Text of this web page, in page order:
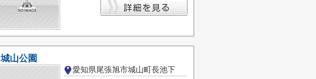
城山公園
愛知県尾張旭市城山町長池下